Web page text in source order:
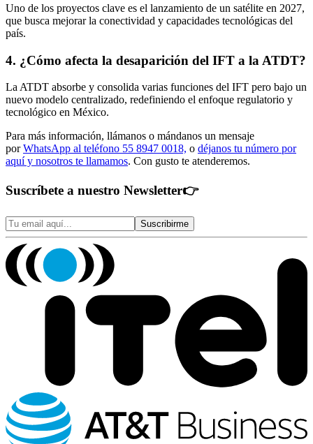
Uno de los proyectos clave es el lanzamiento de un satélite en 2027,
que busca mejorar la conectividad y capacidades tecnológicas del
país.
4. ¿Cómo afecta la desaparición del IFT a la ATDT?
La ATDT absorbe y consolida varias funciones del IFT pero bajo un
nuevo modelo centralizado, redefiniendo el enfoque regulatorio y
tecnológico en México.
Para más información, llámanos o mándanos un mensaje
porWhatsApp al teléfono 55 8947 0018, o déjanos tu número por
aquí y nosotros te llamamos. Con gusto te atenderemos.
Suscríbete a nuestro Newsletter👉
Suscribirme